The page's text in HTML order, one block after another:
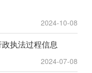
2024-10-08
执法过程信息
2024-07-08